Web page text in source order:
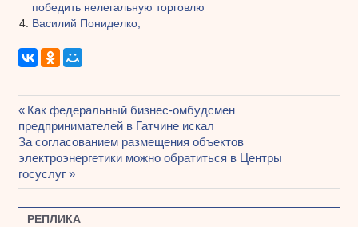
победить нелегальную торговлю
Василий Пониделко,
Навигация
по
записям
Предыдущая
запись:
Как федеральный бизнес-омбудсмен
предпринимателей в Гатчине искал
Следующая
запись:
За согласованием размещения объектов
электроэнергетики можно обратиться в Центры
госуслуг
РЕПЛИКА